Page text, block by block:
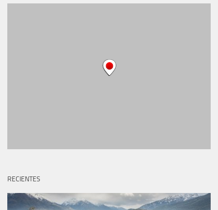
RECIENTES